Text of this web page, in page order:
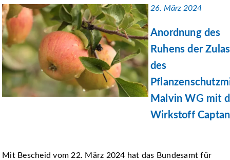
26. März 2024
Anordnung des
Ruhens der
des
Malvin WG mit
Wirkstoff Captan
Mit Bescheid vom 22. März 2024 hat das Bundesamt für